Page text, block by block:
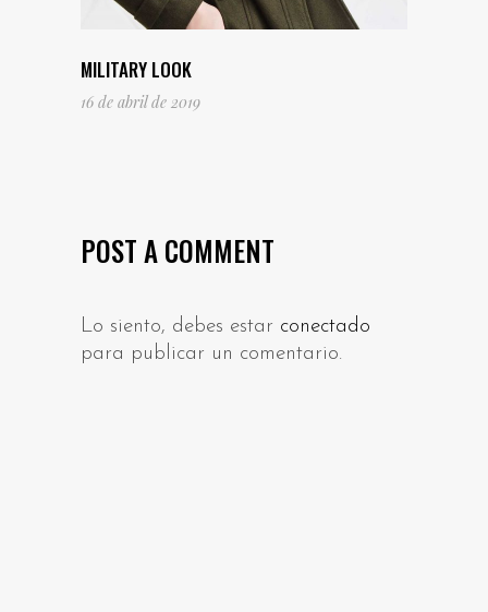
MILITARY LOOK
16 de abril de 2019
POST A COMMENT
Lo siento, debes estar conectado
para publicar un comentario.